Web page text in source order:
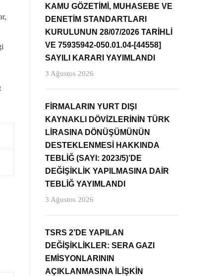
KAMU GÖZETİMİ, MUHASEBE VE
DENETİM STANDARTLARI
KURULUNUN 28/07/2026 TARİHLİ
VE 75935942-050.01.04-[44558]
SAYILI KARARI YAYIMLANDI
3 Ağustos 2026
FİRMALARIN YURT DIŞI
KAYNAKLI DÖVİZLERİNİN TÜRK
LİRASINA DÖNÜŞÜMÜNÜN
DESTEKLENMESİ HAKKINDA
TEBLİĞ (SAYI: 2023/5)’DE
DEĞİŞİKLİK YAPILMASINA DAİR
TEBLİĞ YAYIMLANDI
3 Ağustos 2026
TSRS 2’DE YAPILAN
DEĞİŞİKLİKLER: SERA GAZI
EMİSYONLARININ
AÇIKLANMASINA İLİŞKİN